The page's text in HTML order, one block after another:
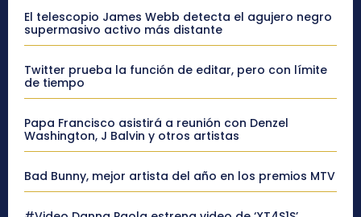
El telescopio James Webb detecta el agujero negro
supermasivo activo más distante
Twitter prueba la función de editar, pero con límite
de tiempo
Papa Francisco asistirá a reunión con Denzel
Washington, J Balvin y otros artistas
Bad Bunny, mejor artista del año en los premios MTV